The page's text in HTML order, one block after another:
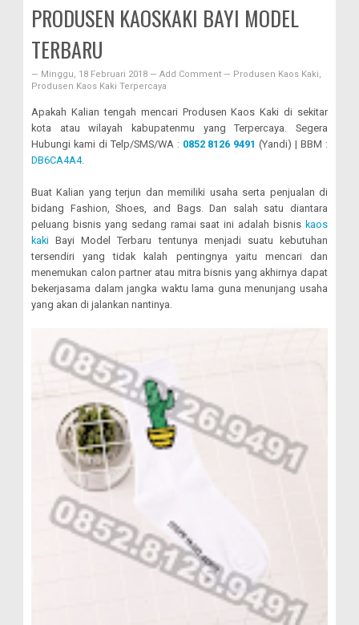
PRODUSEN KAOSKAKI BAYI MODEL
TERBARU
— Minggu, 18 Februari 2018 — Add Comment — Produsen Kaos Kaki,
Produsen Kaos Kaki Terpercaya
Apakah Kalian tengah mencari Produsen Kaos Kaki di sekitar
kota atau wilayah kabupatenmu yang Terpercaya. Segera
Hubungi kami di Telp/SMS/WA : 0852 8126 9491 (Yandi) | BBM :
DB6CA4A4.
Buat Kalian yang terjun dan memiliki usaha serta penjualan di
bidang Fashion, Shoes, and Bags. Dan salah satu diantara
peluang bisnis yang sedang ramai saat ini adalah bisnis kaos
kaki Bayi Model Terbaru tentunya menjadi suatu kebutuhan
tersendiri yang tidak kalah pentingnya yaitu mencari dan
menemukan calon partner atau mitra bisnis yang akhirnya dapat
bekerjasama dalam jangka waktu lama guna menunjang usaha
yang akan di jalankan nantinya.